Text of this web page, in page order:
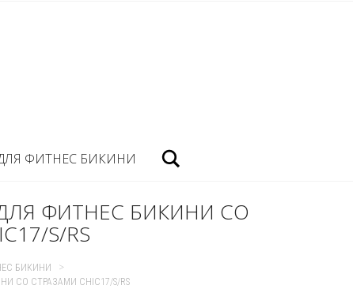
ФИТНЕС БИКИНИ
ФИТНЕС БИКИНИ СО
S/RS
БИКИНИ >
СО СТРАЗАМИ CHIC17/S/RS